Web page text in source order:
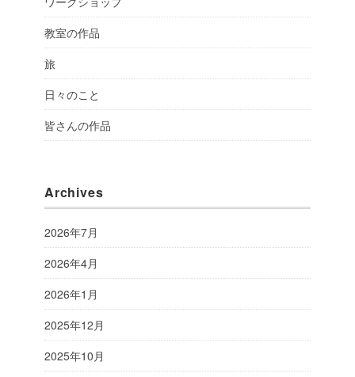
教室の作品
旅
日々のこと
皆さんの作品
Archives
2026年7月
2026年4月
2026年1月
2025年12月
2025年10月